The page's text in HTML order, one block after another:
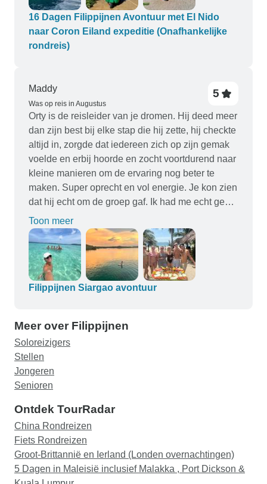
dynamiek van de groep zouden niet hetzelfde zijn
geweest zonder het harde werk van onze
reisleider Jovain die ervoor zorgde dat alles
naadloos verliep. Ik kan hem niet genoeg
allemaal altijd een glimlach op ons gezicht
hadden. Ik koos deze tour omdat het een van de
langste reizen naar de Filippijnen was voor de
beste prijs, mijn enige klacht is dat het langer had
moeten zijn! Er was een geweldige mix van
georganiseerde activiteiten en vrije dagen om te
ontspannen, en ik heb een aantal vrienden
gemaakt waar ik nog vele jaren contact mee zal
houden. De accommodatie als geheel was goed
gelegen, schoon en veilig, met een aantal
nachten kamperen aan het strand en in hutten op
de expeditie van El Nido naar Coron (neem een
ventilator op batterijen mee, geen airco!!)
waardoor de ervaring echt als een avontuur
aanvoelde. Ik kan het niet meer aanbevelen en
16 Dagen Filippijnen Avontuur met El Nido
naar Coron Eiland expeditie (Onafhankelijke
rondreis)
Maddy
Was op reis in Augustus
5
Orty is de reisleider van je dromen. Hij deed meer
dan zijn best bij elke stap die hij zette, hij checkte
altijd in, zorgde dat iedereen zich op zijn gemak
voelde en erbij hoorde en zocht voortdurend naar
kleine manieren om de ervaring nog beter te
maken. Super oprecht en vol energie. Je kon zien
dat hij echt om de groep gaf. Ik had me echt geen
betere gids kunnen wensen!
Toon meer
Filippijnen Siargao avontuur
Meer over Filippijnen
Soloreizigers
Stellen
Jongeren
Senioren
Ontdek TourRadar
China Rondreizen
Fiets Rondreizen
Groot-Brittannië en Ierland (Londen overnachtingen)
5 Dagen in Maleisië inclusief Malakka , Port Dickson &